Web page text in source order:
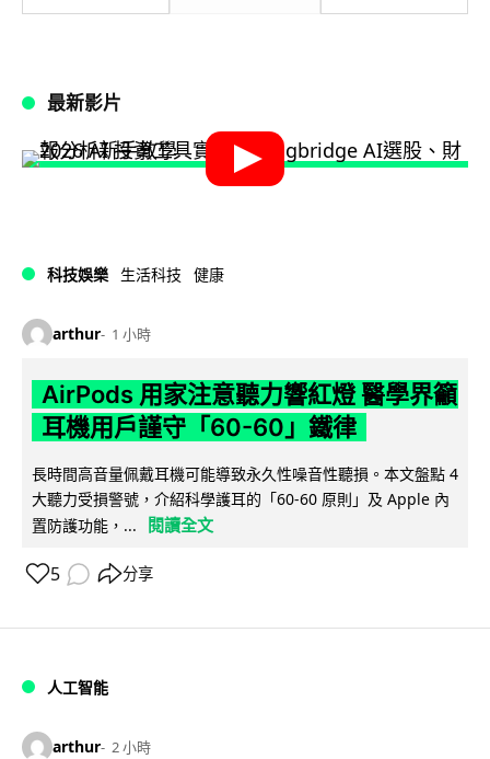
最新影片
科技娛樂 生活科技 健康
arthur 1 小時
AirPods 用家注意聽力響紅燈 醫學界籲
耳機用戶謹守「60-60」鐵律
長時間高音量佩戴耳機可能導致永久性噪音性聽損。本文盤點 4
大聽力受損警號，介紹科學護耳的「60-60 原則」及 Apple 內
置防護功能，...
閱讀全文
5 分享
人工智能
arthur 2 小時